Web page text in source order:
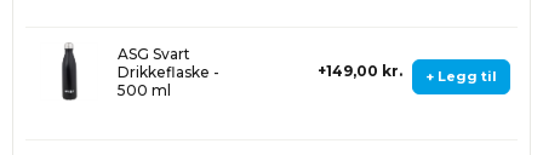
+ Legg til
ASG Svart
Drikkeflaske -
500 ml
149,00 kr.